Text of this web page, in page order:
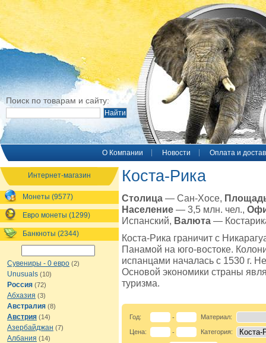
Поиск по товарам и сайту:
O Компании Новости Оплата и
Интернет-магазин
Монеты (9577)
Евро монеты (1299)
Банкноты (2344)
Сувениры - 0 евро (2)
Unusuals (10)
Россия (72)
Абхазия (3)
Австралия (8)
Австрия (14)
Азербайджан (7)
Албания (14)
Коста-Рика
Столица — Сан-Хосе,
Население — 3,5 млн. чел.,
Испанский, Валюта —
Коста-Рика граничит с
Панамой на юго-востоке.
испанцами началась с 1530 г.
Основой экономики страны
туризма.
Год: - Материал:
Цена: - Категория: